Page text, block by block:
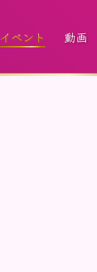
イベント 動画